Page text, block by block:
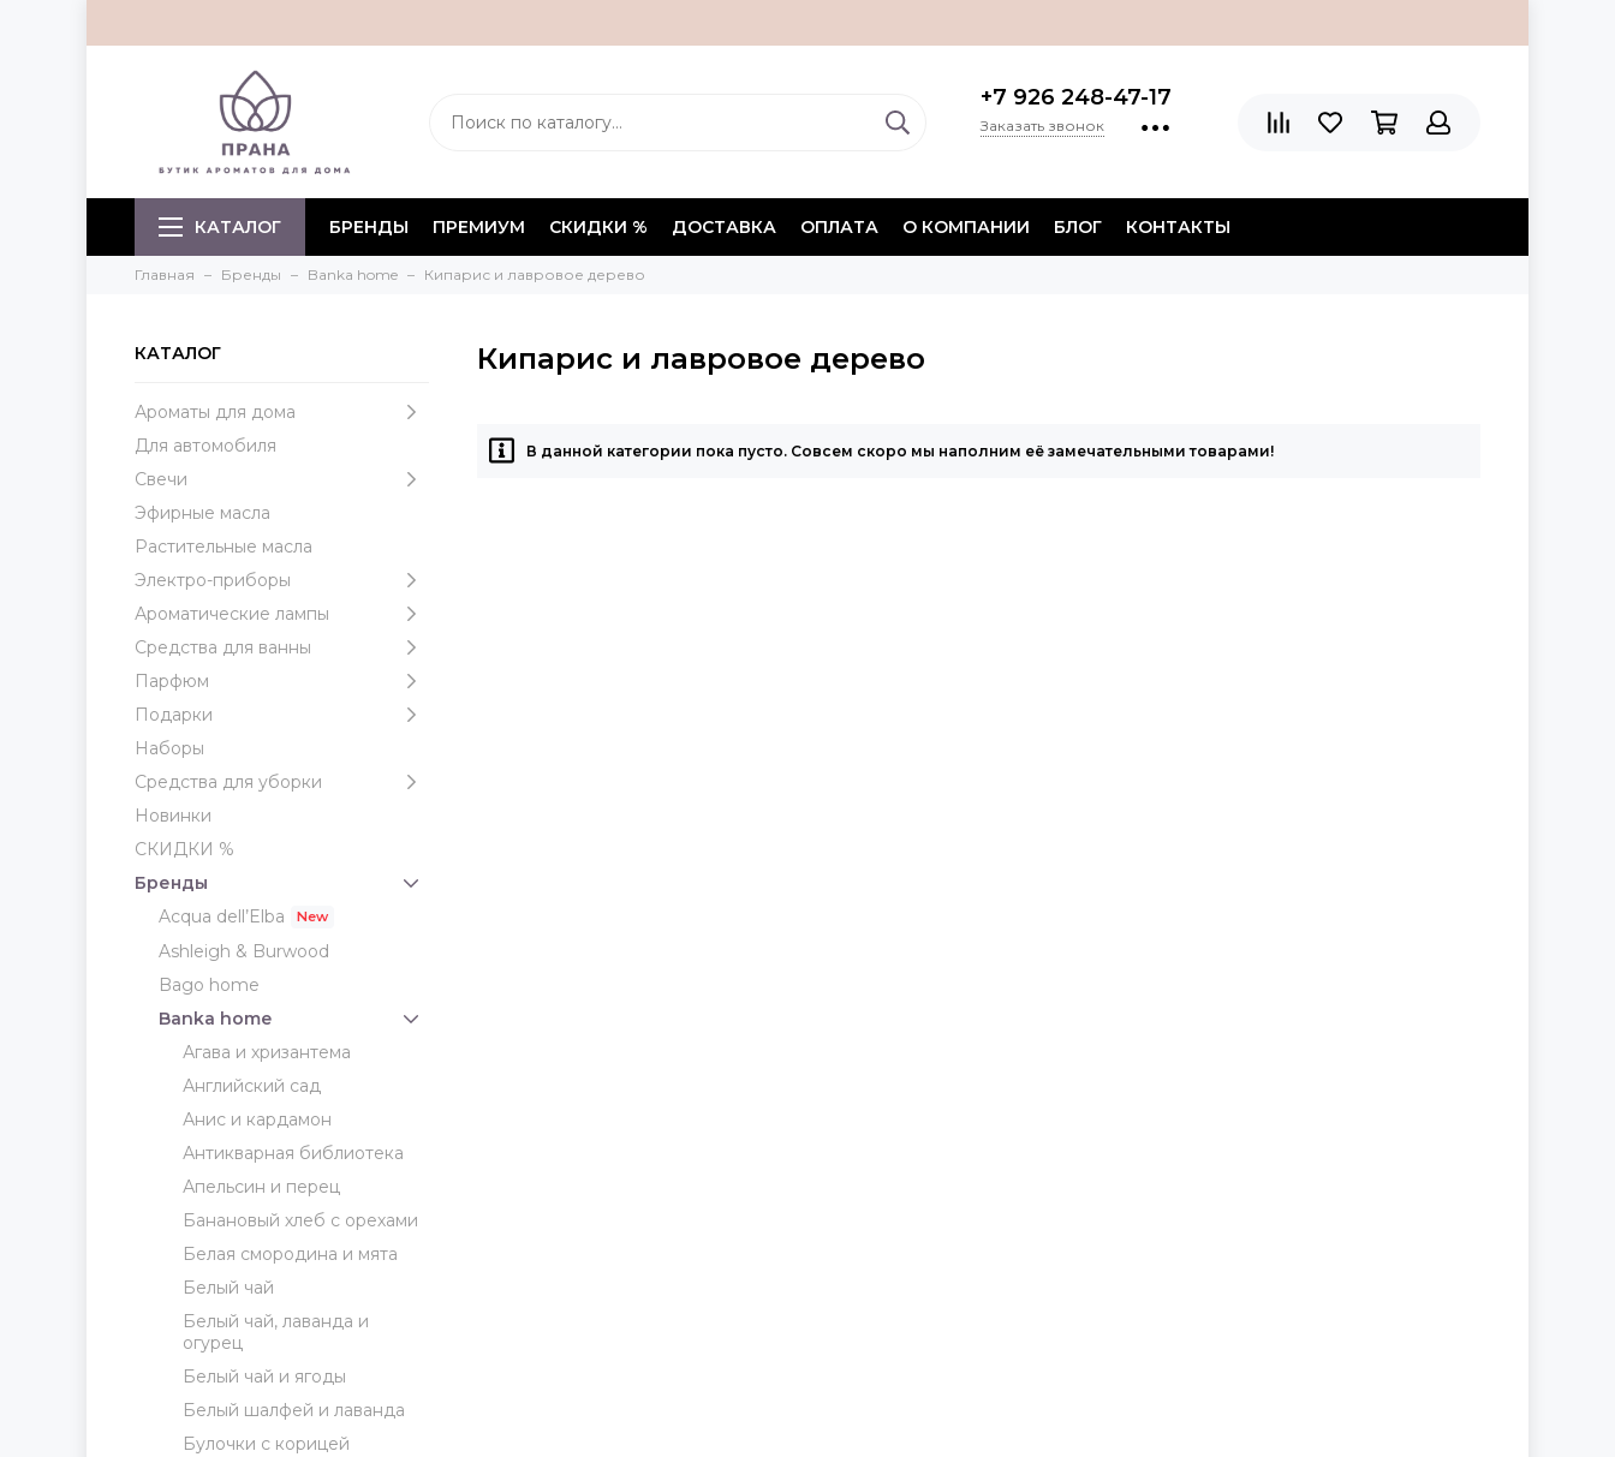
+7 926 248-47-17
Заказать звонок
КАТАЛОГ БРЕНДЫ ПРЕМИУМ СКИДКИ % ДОСТАВКА ОПЛАТА О КОМПАНИИ БЛОГ КОНТАКТЫ
Главная Бренды Banka home Кипарис и лавровое дерево
КАТАЛОГ
Ароматы для дома
Для автомобиля
Свечи
Эфирные масла
Растительные масла
Электро-приборы
Ароматические лампы
Средства для ванны
Парфюм
Подарки
Наборы
Средства для уборки
Новинки
СКИДКИ %
Бренды
Acqua dell’Elba
Ashleigh & Burwood
Bago home
Banka home
Агава и хризантема
Английский сад
Анис и кардамон
Антикварная библиотека
Апельсин и перец
Банановый хлеб с орехами
Белая смородина и мята
Белый чай
Белый чай, лаванда и
огурец
Белый чай и ягоды
Белый шалфей и лаванда
Булочки с корицей
Кипарис и лавровое дерево
В данной категории пока пусто. Совсем скоро мы наполним её замечательными товарами!